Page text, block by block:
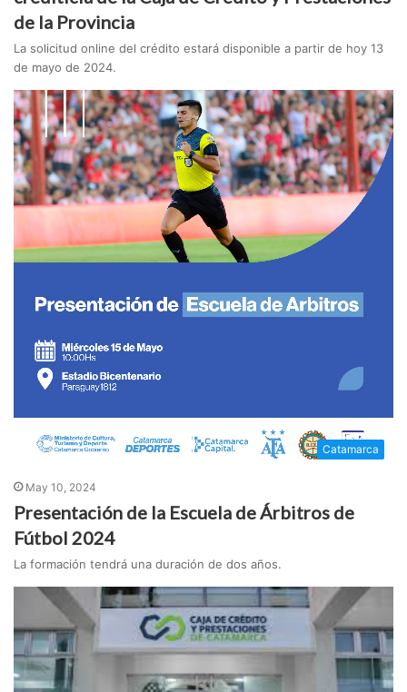
de la Provincia
La solicitud online del crédito estará disponible a partir de hoy 13
de mayo de 2024.
Catamarca
May 10, 2024
Presentación de la Escuela de Árbitros de
Fútbol 2024
La formación tendrá una duración de dos años.